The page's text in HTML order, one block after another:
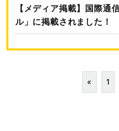
【メディア掲載】国際通
ル」に掲載されました！
« 1